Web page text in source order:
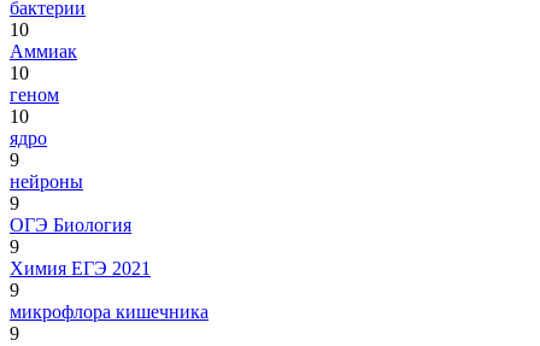
бактерии
10
Аммиак
10
геном
10
ядро
9
нейроны
9
ОГЭ Биология
9
Химия ЕГЭ 2021
9
микрофлора кишечника
9